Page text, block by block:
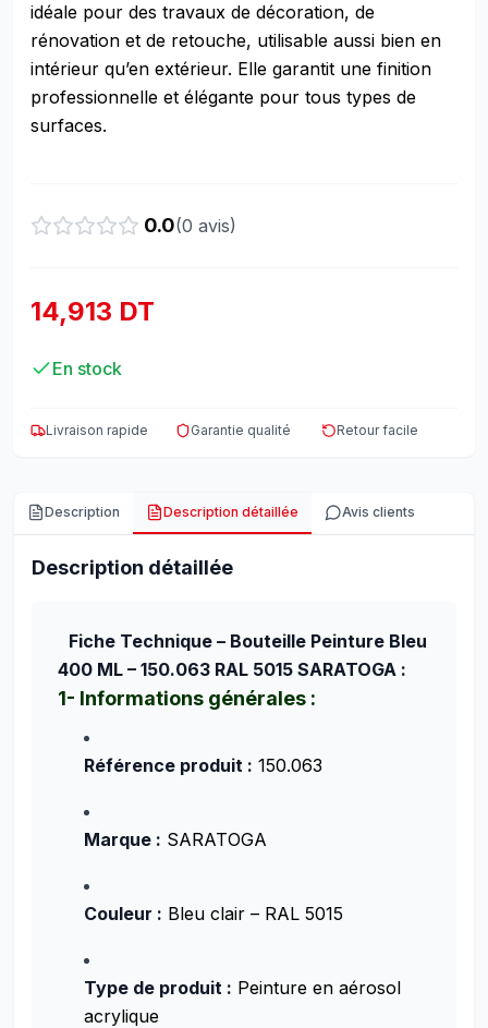
idéale pour des travaux de décoration, de
rénovation et de retouche, utilisable aussi bien en
intérieur qu’en extérieur. Elle garantit une finition
professionnelle et élégante pour tous types de
surfaces.
0.0(0 avis)
14,913 DT
En stock
Livraison rapide Garantie qualité Retour facile
Description Description détaillée Avis clients
Description détaillée
Fiche Technique – Bouteille Peinture Bleu
400 ML – 150.063 RAL 5015 SARATOGA :
1- Informations générales :
Référence produit : 150.063
Marque : SARATOGA
Couleur : Bleu clair – RAL 5015
Type de produit : Peinture en aérosol
acrylique